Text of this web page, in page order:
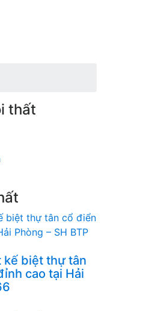
thất
biệt thự tân
cao tại Hải